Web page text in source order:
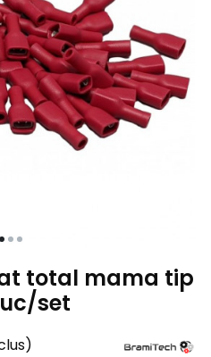
total mama tip
set